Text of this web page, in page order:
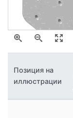
Позиция на
иллюстрации